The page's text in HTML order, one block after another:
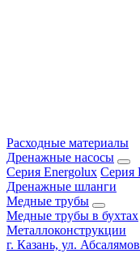
Расходные материалы
Дренажные насосы
Серия Energolux Серия
Дренажные шланги
Медные трубы
Медные трубы в бухтах
Металлоконструкции
г. Казань, ул.